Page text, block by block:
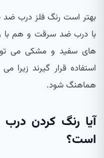
بهتر است رنگ فلز درب
با درب ضد سرقت و هم با
های سفید و مشکی می
استفاده قرار گیرند زیرا
هماهنگ شود.
آیا رنگ کردن
است؟